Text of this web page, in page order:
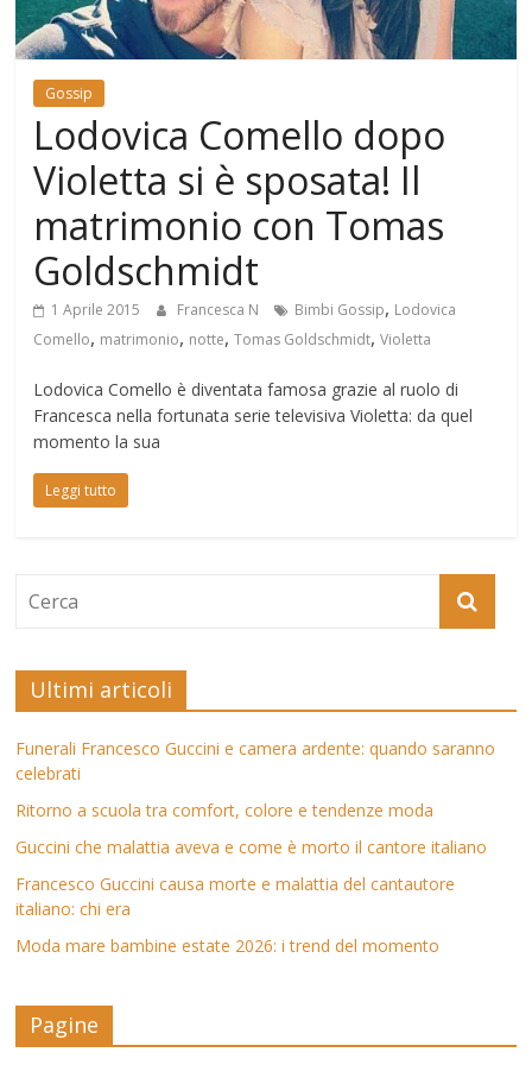
Mondo
Gossip
Lodovica Comello dopo
Violetta si è sposata! Il
matrimonio con Tomas
Goldschmidt
1 Aprile 2015 Francesca N Bimbi Gossip, Lodovica
Comello, matrimonio, notte,Tomas Goldschmidt,Violetta
Lodovica Comello è diventata famosa grazie al ruolo di
Francesca nella fortunata serie televisiva Violetta: da quel
momento la sua
Leggi tutto
Ultimi articoli
Funerali Francesco Guccini e camera ardente: quando saranno
celebrati
Ritorno a scuola tra comfort, colore e tendenze moda
Guccini che malattia aveva e come è morto il cantore italiano
Francesco Guccini causa morte e malattia del cantautore
italiano: chi era
Moda mare bambine estate 2026: i trend del momento
Pagine